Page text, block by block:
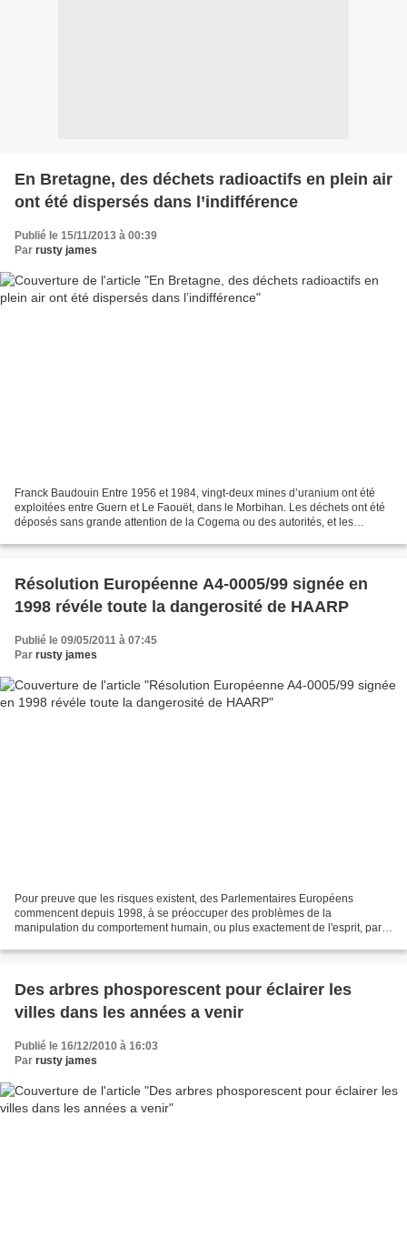
En Bretagne, des déchets radioactifs en plein air
ont été dispersés dans l’indifférence
Publié le 15/11/2013 à 00:39
Par rusty james
Franck Baudouin Entre 1956 et 1984, vingt-deux mines d’uranium ont été
exploitées entre Guern et Le Faouët, dans le Morbihan. Les déchets ont été
déposés sans grande attention de la Cogema ou des autorités, et les
Résolution Européenne A4-0005/99 signée en
1998 révéle toute la dangerosité de HAARP
Publié le 09/05/2011 à 07:45
Par rusty james
Pour preuve que les risques existent, des Parlementaires Européens
commencent depuis 1998, à se préoccuper des problèmes de la
manipulation du comportement humain, ou plus exactement de l'esprit, par
Des arbres phosporescent pour éclairer les
villes dans les années a venir
Publié le 16/12/2010 à 16:03
Par rusty james